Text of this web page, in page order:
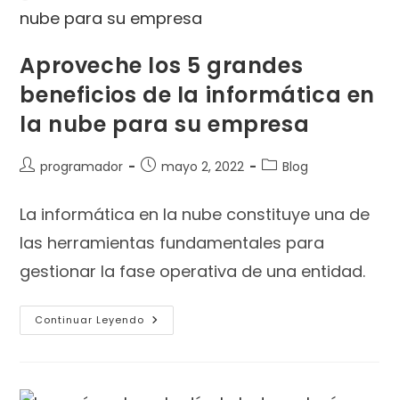
Aproveche los 5 grandes
beneficios de la informática en
la nube para su empresa
programador mayo 2, 2022 Blog
La informática en la nube constituye una de
las herramientas fundamentales para
gestionar la fase operativa de una entidad.
Continuar Leyendo